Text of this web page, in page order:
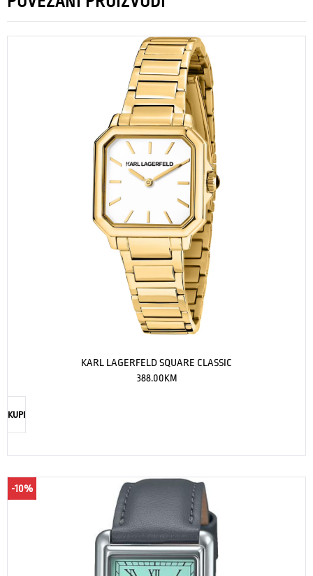
KARL LAGERFELD SQUARE CLASSIC
388.00KM
KUPI
-10%